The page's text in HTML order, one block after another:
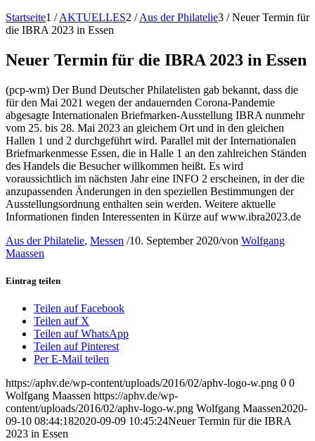
Startseite1 / AKTUELLES2 / Aus der Philatelie3 / Neuer Termin für
die IBRA 2023 in Essen
Neuer Termin für die IBRA 2023 in Essen
(pcp-wm) Der Bund Deutscher Philatelisten gab bekannt, dass die
für den Mai 2021 wegen der andauernden Corona-Pandemie
abgesagte Internationalen Briefmarken-Ausstellung IBRA nunmehr
vom 25. bis 28. Mai 2023 an gleichem Ort und in den gleichen
Hallen 1 und 2 durchgeführt wird. Parallel mit der Internationalen
Briefmarkenmesse Essen, die in Halle 1 an den zahlreichen Ständen
des Handels die Besucher willkommen heißt. Es wird
voraussichtlich im nächsten Jahr eine INFO 2 erscheinen, in der die
anzupassenden Änderungen in den speziellen Bestimmungen der
Ausstellungsordnung enthalten sein werden. Weitere aktuelle
Informationen finden Interessenten in Kürze auf www.ibra2023.de
Aus der Philatelie, Messen /10. September 2020/von Wolfgang
Maassen
Eintrag teilen
Teilen auf Facebook
Teilen auf X
Teilen auf WhatsApp
Teilen auf Pinterest
Per E-Mail teilen
https://aphv.de/wp-content/uploads/2016/02/aphv-logo-w.png 0 0
Wolfgang Maassen https://aphv.de/wp-
content/uploads/2016/02/aphv-logo-w.png Wolfgang Maassen2020-
09-10 08:44:182020-09-09 10:45:24Neuer Termin für die IBRA
2023 in Essen